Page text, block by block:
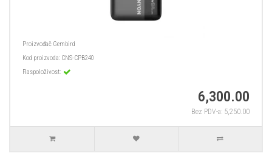
Proizvođač Gembird
Kod proizvoda: CNS-CPB240
Raspoloživost:
6,300.00
Bez PDV-a: 5,250.00